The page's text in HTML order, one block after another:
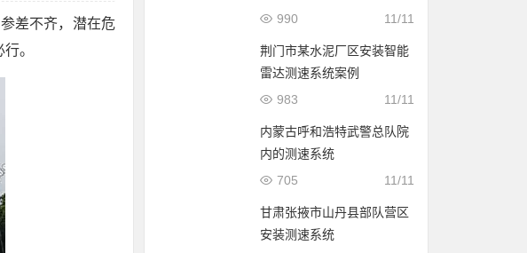
差不齐，潜在危
。
11/11
990
荆门市某水泥厂区安装智能
雷达测速系统案例
11/11
983
内蒙古呼和浩特武警总队院
内的测速系统
11/11
705
甘肃张掖市山丹县部队营区
安装测速系统